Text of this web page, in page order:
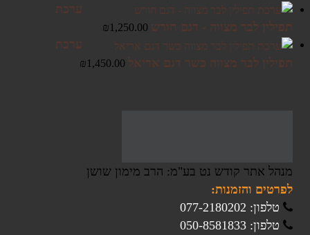
ערכת
תפילין לבר מצווה - דגם חורש
₪1,250.00
ערכת
תפילין לבר מצווה כשר דגם אריאל
₪1,450.00
מנהל אתר קודש נט בע"מ: הרב מימון שושן
לפרטים והזמנות:
טלפון: 077-2180202
טלפון: 050-8581833